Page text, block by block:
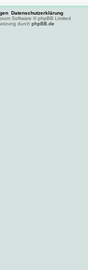
Datenschutzerklärung
Software © phpBB Limited
durch phpBB.de